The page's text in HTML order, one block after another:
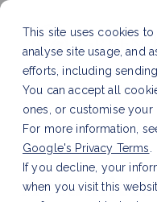
This site uses cookies to
analyse site usage, and
efforts, including
You can accept all
ones, or customise your
For more information,
Google's Privacy Terms
If you decline, your
when you visit this
LATEST ARTICLE
data accuracy for